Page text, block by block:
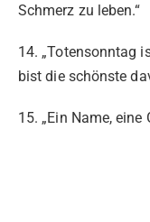
Schmerz zu leben.“
14. „Totensonntag
bist die schönste
15. „Ein Name, eine